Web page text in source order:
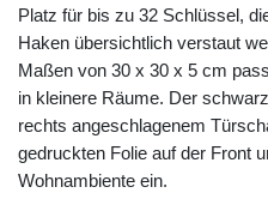
Platz für bis zu 32 Schlüssel,
Haken übersichtlich verstaut
Maßen von 30 x 30 x 5 cm
in kleinere Räume. Der
rechts angeschlagenem
gedruckten Folie auf der Front
Wohnambiente ein.